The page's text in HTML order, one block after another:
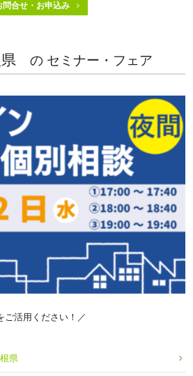
問合せ・お申込み
の セミナー・フェア
ご活用ください！／
県